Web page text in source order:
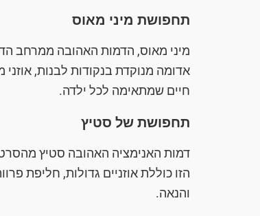
תחפושת מיני מאוס
מיני מאוס, הדמות האהובה ממרחב
אדומה מנוקדת בנקודות לבנות,
חיים שמתאימה לכל ילדה.
תחפושת של סטיץ
דמות האנימציה האהובה סטיץ
הזו כוללת אוזניים גדולות, חליפת
והנאה.